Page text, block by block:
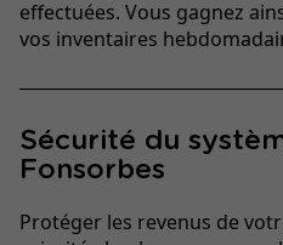
effectuées. Vous gagnez
vos inventaires
Sécurité du
Fonsorbes
Protéger les revenus de